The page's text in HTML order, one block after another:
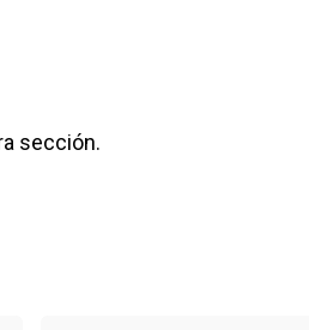
sección.